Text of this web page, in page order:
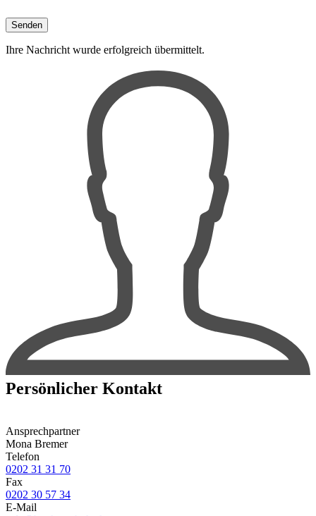
Ihre Nachricht wurde erfolgreich übermittelt.
Persönlicher Kontakt
Ansprechpartner
Mona Bremer
Telefon
0202 31 31 70
Fax
0202 30 57 34
E-Mail